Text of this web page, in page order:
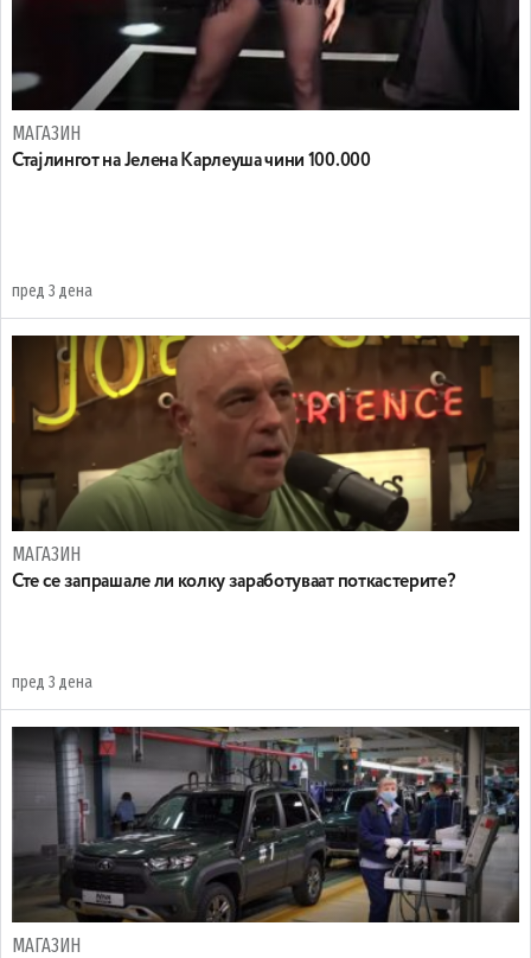
МАГАЗИН
Стајлингот на Јелена Карлеуша чини 100.000
пред 3 дена
МАГАЗИН
Сте се запрашале ли колку заработуваат поткастерите?
пред 3 дена
МАГАЗИН